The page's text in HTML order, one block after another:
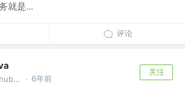
就是...
评论
https://github.com/fantj2016/java-reader @alibaba · 6年前
关注